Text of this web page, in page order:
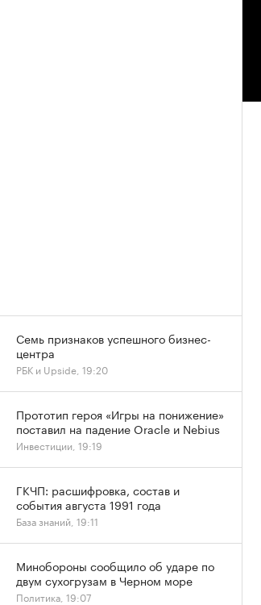
Семь признаков успешного бизнес-
центра
РБК и Upside, 19:20
Прототип героя «Игры на понижение»
поставил на падение Oracle и Nebius
Инвестиции, 19:19
ГКЧП: расшифровка, состав и
события августа 1991 года
База знаний, 19:11
Минобороны сообщило об ударе по
двум сухогрузам в Черном море
Политика, 19:07